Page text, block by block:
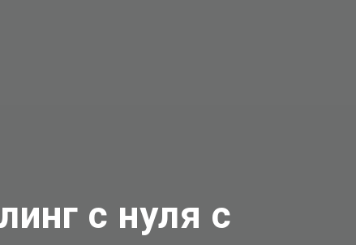
с нуля с